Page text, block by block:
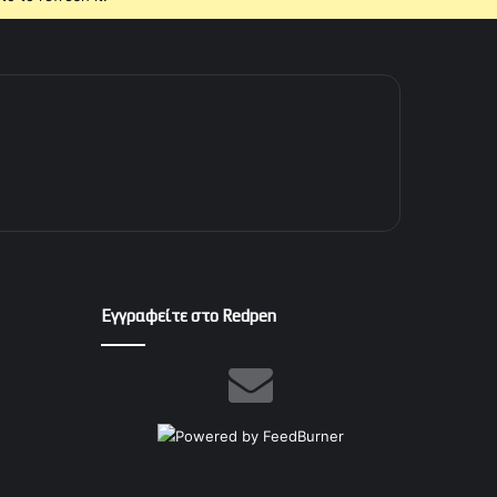
Εγγραφείτε στο Redpen